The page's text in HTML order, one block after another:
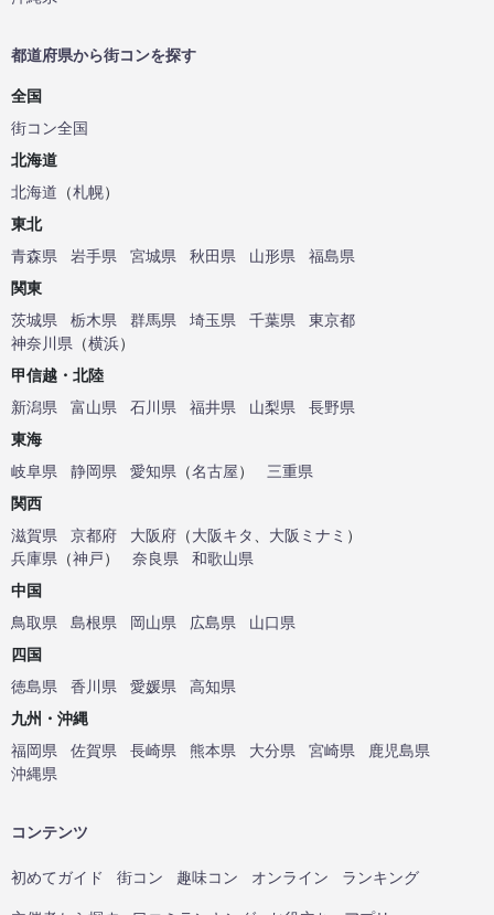
都道府県から街コンを探す
全国
街コン全国
北海道
北海道 （札幌）
東北
青森県
岩手県 宮城県 秋田県 山形県
福島県
関東
茨城県
栃木県 群馬県 埼玉県 千葉県
東京都
神奈川県 （横浜）
甲信越・北陸
新潟県
富山県 石川県 福井県 山梨県
長野県
東海
岐阜県
静岡県 愛知県 （名古屋）
三重県
関西
滋賀県
京都府 大阪府 （大阪キタ 大阪ミナミ ）
兵庫県 （神戸） 奈良県
和歌山県
中国
鳥取県
島根県 岡山県 広島県
山口県
四国
徳島県
香川県 愛媛県
高知県
九州・沖縄
福岡県
佐賀県 長崎県 熊本県 大分県 宮崎県
鹿児島県
沖縄県
コンテンツ
初めてガイド 街コン 趣味コン オンライン ランキング